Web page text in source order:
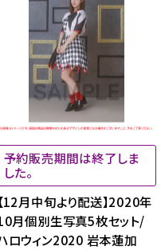
予約販売期間は終了しま
した。
【12月中旬より配送】2020年
月個別生写真5枚セット/
ロウィン2020 岩本蓮加